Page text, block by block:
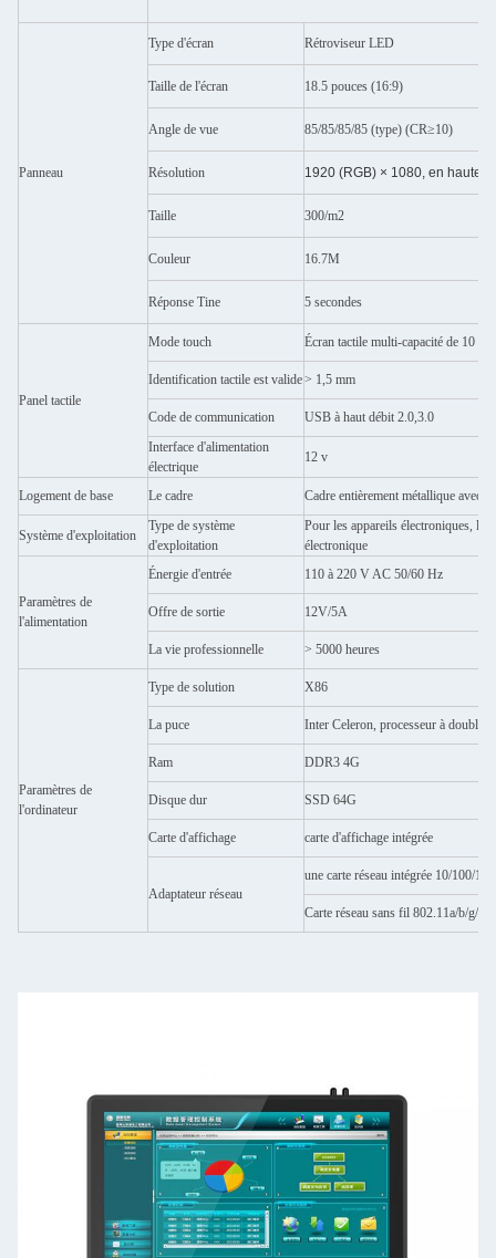
Panneau
Type d'écran Rétroviseur LED
Taille de l'écran 18.5 pouces (16:9)
Angle de vue 85/85/85/85 (type) (CR≥10)
Résolution 1920 (RGB) × 1080, en haute
Taille 300/m2
Couleur 16.7M
Réponse Tine 5 secondes
Panel tactile
Mode touch Écran tactile multi-capacité de 10
Identification tactile est valide> 1,5 mm
Code de communication
USB à haut débit 2.0,3.0
Interface d'alimentation
électrique
12 v
Logement de base Le cadre Cadre entièrement métallique avec
Système d'exploitation
Type de système
d'exploitation
Pour les appareils électroniques, le
électronique
Paramètres de
l'alimentation
Énergie d'entrée 110 à 220 V AC 50/60 Hz
Offre de sortie 12V/5A
La vie professionnelle > 5000 heures
Paramètres de
l'ordinateur
Type de solution X86
La puce Inter Celeron, processeur à double
Ram DDR3 4G
Disque dur SSD 64G
Carte d'affichage carte d'affichage intégrée
Adaptateur réseau
une carte réseau intégrée 10/100/
Carte réseau sans fil 802.11a/b/g/n